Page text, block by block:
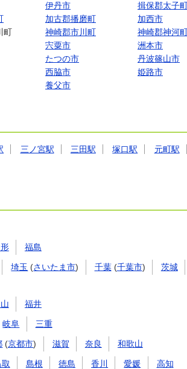
伊丹市
揖保郡太子
加古郡播磨町
加西市
町 神崎郡市川町
神崎郡神河
宍粟市
洲本市
たつの市
丹波篠山市
西脇市
姫路市
養父市
三ノ宮駅 三田駅 塚口駅
元町駅
福島
埼玉 (さいたま市) 千葉(千葉市) 茨城
福井
岐阜 三重
(京都市) 滋賀 奈良 和歌山
島根 徳島 香川 愛媛 高知